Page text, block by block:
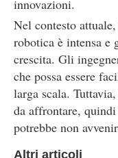
innovazioni.
Nel contesto
robotica è intensa e
crescita. Gli
che possa essere
larga scala.
da affrontare,
potrebbe non
Altri articoli